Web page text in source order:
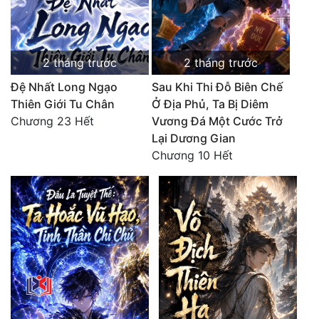
2 tháng trước
Đệ Nhất Long Ngạo
Thiên Giới Tu Chân
Chương 23 Hết
2 tháng trước
Sau Khi Thi Đỗ Biên Chế
Ở Địa Phủ, Ta Bị Diêm
Vương Đá Một Cước Trở
Lại Dương Gian
Chương 10 Hết